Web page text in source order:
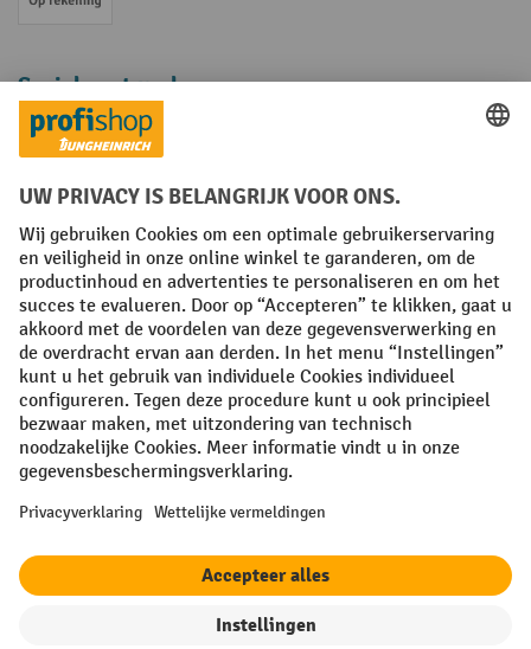
Op rekening
Sociale netwerken
Facebook
YouTube
LinkedInInstagram
Algemene leveringsvoorwaarden Copyright
Privacyverklaring Privacy Instellingen
All prices excl. VAT plusshipping costs and possible delivery charges,
if not stated otherwise.
¹ De korting is geldig zolang de voorraad strekt. De korting is niet van
toepassing op speciale prijzen. Een combinatie met andere
procentuele kortingen of vouchers is niet mogelijk. | ² De korting
nieuwsbrief. De voucher is 10 dagen geldig en kan online worden
korting varieert per productcategorie en is maximaal 10%. Elektrische
pallettrucks, elektrische stapelaars, elektrische heftrucks en
worden gecombineerd met andere kortingspercentages of vouchers.